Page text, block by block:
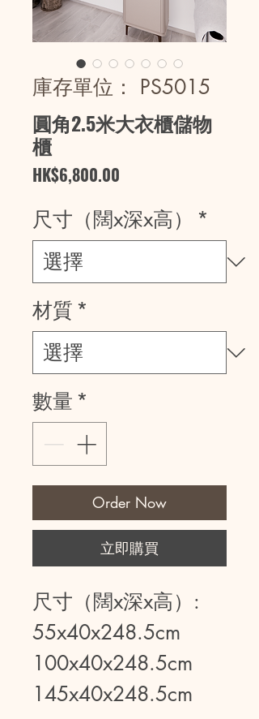
庫存單位： PS5015
圓角2.5米大衣櫃儲物
櫃
HK$6,800.00
尺寸（闊x深x高） *
材質 *
數量 *
Order Now
立即購買
尺寸（闊x深x高）:
55x40x248.5cm
100x40x248.5cm
145x40x248.5cm